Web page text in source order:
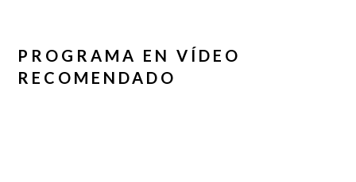
PROGRAMA EN VÍDEO
RECOMENDADO